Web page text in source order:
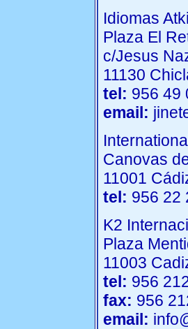
Idiomas
Plaza El
c/Jesus
11130
tel: 956 49
email:
Canovas
11001
tel: 956 22
K2
Plaza
11003
tel: 956
fax: 956
email: